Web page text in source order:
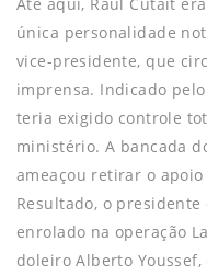
única personalidade
vice-presidente, que
imprensa. Indicado
teria exigido controle
ministério. A bancada
ameaçou retirar o
Resultado, o presidente
enrolado na operação
doleiro Alberto